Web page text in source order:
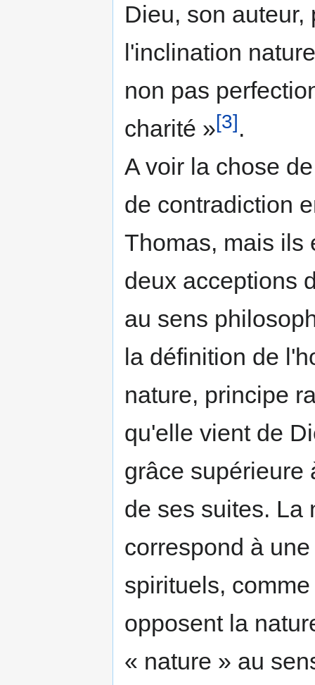
Dieu, son
l'inclination
non pas
charité »[3].
A voir la chose
de contradiction
Tho­mas, mais ils
deux acceptions
au sens
la définition de
nature, principe
qu'elle vient de
grâce supérieure
de ses suites. La
correspond à
spirituels,
opposent la
« nature » au